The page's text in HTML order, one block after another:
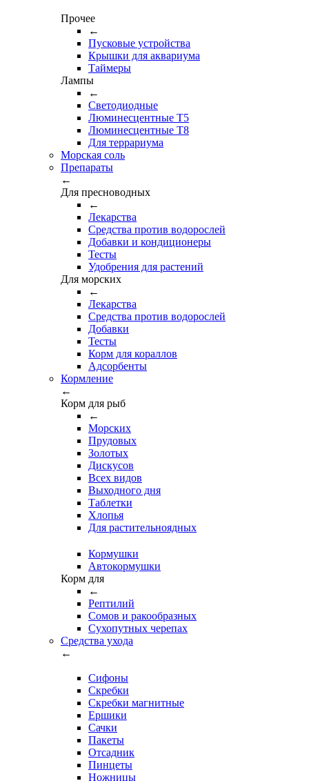
Прочее
←
Пусковые устройства
Крышки для аквариума
Таймеры
Лампы
←
Светодиодные
Люминесцентные Т5
Люминесцентные Т8
Для террариума
Морская соль
Препараты
←
Для пресноводных
←
Лекарства
Средства против водорослей
Добавки и кондиционеры
Тесты
Удобрения для растений
Для морских
←
Лекарства
Средства против водорослей
Добавки
Тесты
Корм для кораллов
Адсорбенты
Кормление
←
Корм для рыб
←
Морских
Прудовых
Золотых
Дискусов
Всех видов
Выходного дня
Таблетки
Хлопья
Для растительноядных
Кормушки
Автокормушки
Корм для
←
Рептилий
Сомов и ракообразных
Сухопутных черепах
Средства ухода
←
Сифоны
Скребки
Скребки магнитные
Ершики
Сачки
Пакеты
Отсадник
Пинцеты
Ножницы